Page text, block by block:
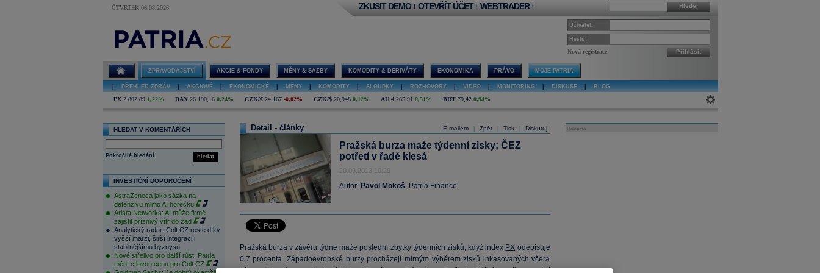
ČTVRTEK 06.08.2026 Hledej
ZKUSIT DEMO | OTEVŘÍT ÚČET | WEBTRADER |
Uživatel:
Heslo:
Nová registrace Přihlásit
ZPRAVODAJSTVÍ AKCIE & FONDY MĚNY & SAZBY KOMODITY & DERIVÁTY EKONOMIKA PRÁVO MOJE PATRIA
PŘEHLED ZPRÁV AKCIOVÉ EKONOMICKÉ MĚNY KOMODITY SLOUPKY ROZHOVORY VIDEO MONITORING DISKUSE BLOG
PX 2 802,89 1,22% DAX 26 190,16 0,24% CZK/€ 24,167 -0,02% CZK/$ 20,948 0,12% AU 4 265,91 0,51% BRT 79,42 0,94%
HLEDAT V KOMENTÁŘÍCH
hledat
Pokročilé hledání
INVESTIČNÍ DOPORUČENÍ
AstraZeneca jako sázka na
defenzivu mimo AI horečku
Arista Networks: AI může firmě
zajistit příznivý vítr do zad
Analytický radar: Colt CZ roste díky
vyšší marži, širší integraci i
stabilnějšímu byznysu
Nové střelivo pro další růst. Patria
mění cílovou cenu pro Colt CZ
E-mailem Zpět Tisk Diskutuj
Detail - články
Pražská burza maže týdenní zisky; ČEZ
potřetí v řadě klesá
20.09.2013 10:29
Autor: Pavol Mokoš, Patria Finance
Pražská burza v závěru týdne maže poslední zbytky týdenních zisků, když index PX odepisuje
0,7 procenta. Západoevropské burzy procházejí mírným výběrem zisků inkasovaných včera
díky nečekanému rozhodnutí Fedu. Hlavní evropské indexy si přesto drží více než procentní
Reklama